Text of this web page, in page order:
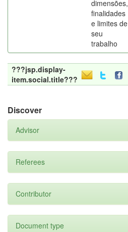
dimensões,
finalidades
e limites de
seu
trabalho
???jsp.display-
item.social.title???
Discover
Advisor
Referees
Contributor
Document type